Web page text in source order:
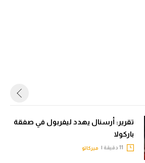
تقرير: أرسنال يهدد ليفربول في صفقة
باركولا
ميركاتو